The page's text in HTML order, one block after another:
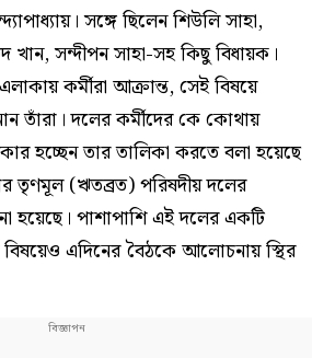
সঙ্গে ছিলেন শিউলি সাহা,
খান, সন্দীপন সাহা-সহ কিছু বিধায়ক।
কর্মীরা আক্রান্ত, সেই বিষয়ে
তাঁরা। দলের কর্মীদের কে কোথায়
হচ্ছেন তার তালিকা করতে বলা হয়েছে
তৃণমূল (ঋতব্রত) পরিষদীয় দলের
হয়েছে। পাশাপাশি এই দলের একটি
এদিনের বৈঠকে আলোচনায় স্থির